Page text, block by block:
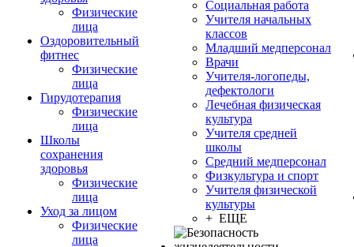
Физические
лица
Оздоровительный
фитнес
Физические
лица
Гирудотерапия
Физические
лица
Школы
сохранения
здоровья
Физические
лица
Уход за лицом
Физические
лица
Социальная работа
Учителя начальных
классов
Младший медперсонал
Врачи
Учителя-логопеды,
дефектологи
Лечебная физическая
культура
Учителя средней
школы
Средний медперсонал
Физкультура и спорт
Учителя физической
культуры
+ ЕЩЕ